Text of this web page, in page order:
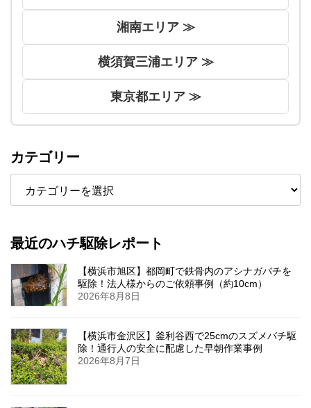
湘南エリア ≫
横須賀三浦エリア ≫
東京都エリア ≫
カテゴリー
カ
ゴ
最近のハチ駆除レポート
【横浜市旭区】都岡町で鉄骨内のアシナガバチを
駆除！法人様からのご依頼事例（約10cm）
2026年8月8日
【横浜市金沢区】釜利谷西で25cmのスズメバチ駆
除！通行人の安全に配慮した早朝作業事例
2026年8月7日